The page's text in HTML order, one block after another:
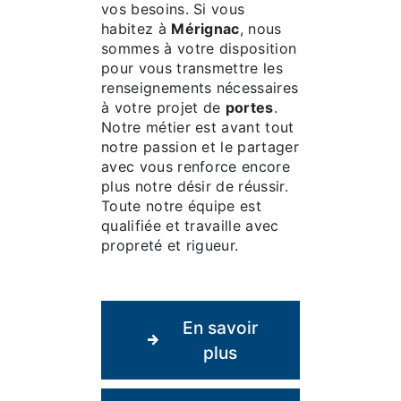
vos besoins. Si vous
habitez à Mérignac, nous
sommes à votre disposition
pour vous transmettre les
renseignements nécessaires
à votre projet de portes.
Notre métier est avant tout
notre passion et le partager
avec vous renforce encore
plus notre désir de réussir.
Toute notre équipe est
qualifiée et travaille avec
propreté et rigueur.
En savoir
plus